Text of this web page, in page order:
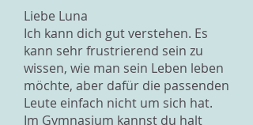
Liebe Luna
Ich kann dich gut verstehen. Es
kann sehr frustrierend sein zu
wissen, wie man sein Leben leben
möchte, aber dafür die passenden
Leute einfach nicht um sich hat.
Im Gymnasium kannst du halt